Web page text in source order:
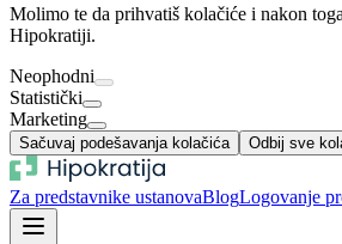
Molimo te da prihvatiš kolačiće i nakon
Hipokratiji.
Neophodni
Statistički
Marketing
Sačuvaj podešavanja kolačića Odbij sve
Za predstavnike ustanovaBlogLogovanje